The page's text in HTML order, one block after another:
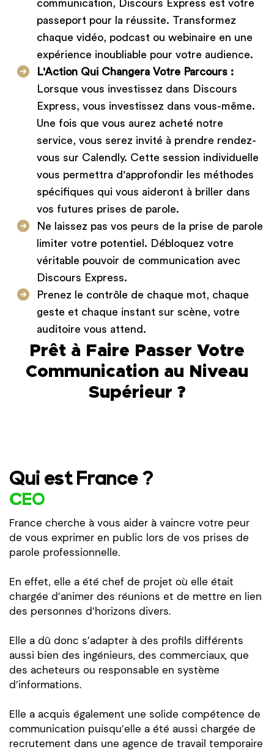
communication, Discours Express est votre
passeport pour la réussite. Transformez
chaque vidéo, podcast ou webinaire en une
expérience inoubliable pour votre audience.
L'Action Qui Changera Votre Parcours :
Lorsque vous investissez dans Discours
Express, vous investissez dans vous-même.
Une fois que vous aurez acheté notre
service, vous serez invité à prendre rendez-
vous sur Calendly. Cette session individuelle
vous permettra d'approfondir les méthodes
spécifiques qui vous aideront à briller dans
vos futures prises de parole.
Ne laissez pas vos peurs de la prise de parole
limiter votre potentiel. Débloquez votre
véritable pouvoir de communication avec
Discours Express.
Prenez le contrôle de chaque mot, chaque
geste et chaque instant sur scène, votre
auditoire vous attend.
Prêt à Faire Passer Votre
Communication au Niveau
Supérieur ?
Qui est France ?
CEO
France cherche à vous aider à vaincre votre peur
de vous exprimer en public lors de vos prises de
parole professionnelle.
En effet, elle a été chef de projet où elle était
chargée d’animer des réunions et de mettre en lien
des personnes d’horizons divers.
Elle a dû donc s’adapter à des profils différents
aussi bien des ingénieurs, des commerciaux, que
des acheteurs ou responsable en système
d’informations.
Elle a acquis également une solide compétence de
communication puisqu’elle a été aussi chargée de
recrutement dans une agence de travail temporaire